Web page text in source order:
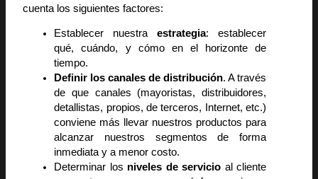
cuenta los siguientes factores:
Establecer nuestraestrategia: establecer
qué, cuándo, y cómo en el horizonte de
tiempo.
Definir los canales de distribución. A través
de que canales (mayoristas, distribuidores,
detallistas, propios, de terceros, Internet, etc.)
conviene más llevar nuestros productos para
alcanzar nuestros segmentos de forma
inmediata y a menor costo.
Determinar los niveles de servicio al cliente